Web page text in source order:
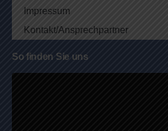
Impressum
Kontakt/Ansprechpartner
So finden Sie uns